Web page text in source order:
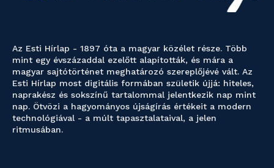
Az Esti Hírlap - 1897 óta a magyar közélet része. Több
mint egy évszázaddal ezelőtt alapították, és mára a
magyar sajtótörténet meghatározó szereplőjévé vált. Az
Esti Hírlap most digitális formában születik újjá: hiteles,
naprakész és sokszínű tartalommal jelentkezik nap mint
nap. Ötvözi a hagyományos újságírás értékeit a modern
technológiával - a múlt tapasztalataival, a jelen
ritmusában.